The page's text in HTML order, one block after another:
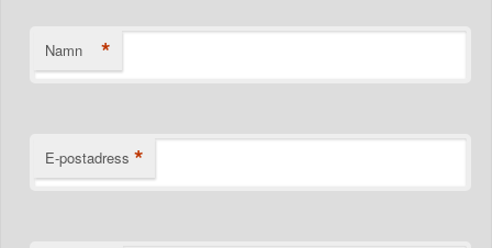
Namn *
E-postadress *